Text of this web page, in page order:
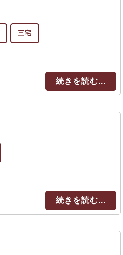
三宅
続きを読む...
続きを読む...